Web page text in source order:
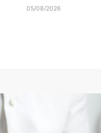
05/08/2026